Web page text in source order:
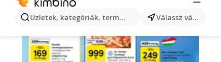
Üzletek, kategóriák, termékek keresése... Válassz várost